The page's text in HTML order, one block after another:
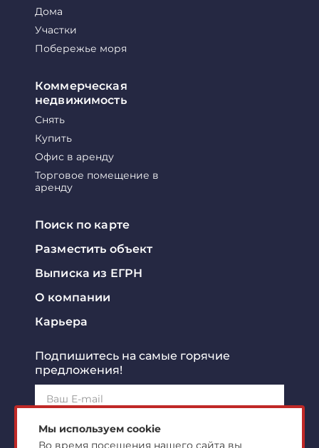
Дома
Участки
Побережье моря
Коммерческая
недвижимость
Снять
Купить
Офис в аренду
Торговое помещение в
аренду
Поиск по карте
Разместить объект
Выписка из ЕГРН
О компании
Карьера
Подпишитесь на самые горячие
предложения!
Подписаться!
Мы используем cookie
Во время посещения нашего сайта вы